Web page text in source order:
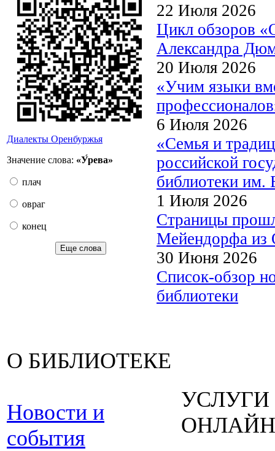
Диалекты Оренбуржья
Значение слова: «У́рева»
плач
овраг
конец
Еще слова
22 Июля 2026
Цикл обзоров
Александра
20 Июля 2026
«Учим языки
6 Июля 2026
«Семья и
российской
библиотеки им.
1 Июля 2026
Страницы
Мейендорфа из
30 Июня 2026
Список-обзор
библиотеки
О БИБЛИОТЕКЕ
Новости и
события
УСЛУГИ
ОНЛАЙН